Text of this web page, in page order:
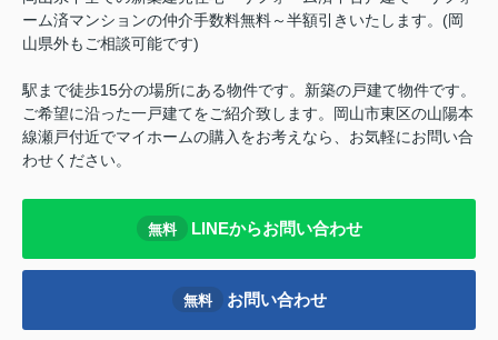
ーム済マンションの仲介手数料無料～半額引きいたします。(岡
山県外もご相談可能です)
駅まで徒歩15分の場所にある物件です。新築の戸建て物件です。
ご希望に沿った一戸建てをご紹介致します。岡山市東区の山陽本
線瀬戸付近でマイホームの購入をお考えなら、お気軽にお問い合
わせください。
無料 LINEからお問い合わせ
無料 お問い合わせ